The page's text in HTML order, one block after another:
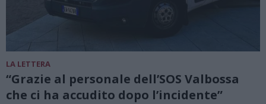
LA LETTERA
“Grazie al personale dell’SOS Valbossa
che ci ha accudito dopo l’incidente”